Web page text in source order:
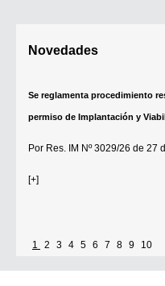
Novedades
Se reglamenta procedimiento
permiso de Implantación y
Por Res. IM Nº 3029/26 de 27
[+]
1 2 3 4 5 6 7 8 9 10